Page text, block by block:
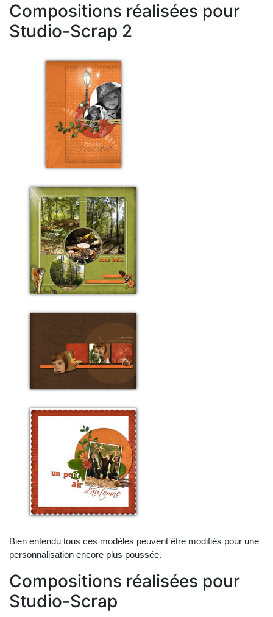
Compositions réalisées pour
Studio-Scrap 2
Bien entendu tous ces modèles peuvent être modifiés pour une
personnalisation encore plus poussée.
Compositions réalisées pour
Studio-Scrap